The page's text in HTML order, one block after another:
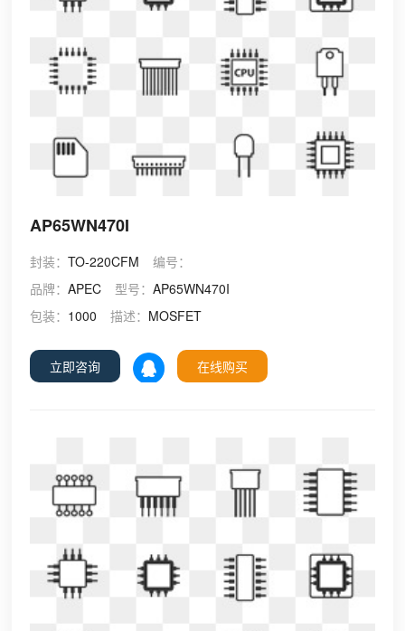
AP65WN470I
封装：TO-220CFM
编号：
品牌：APEC 型号：AP65WN470I
包装： 1000 描述： MOSFET
立即咨询 在线购买